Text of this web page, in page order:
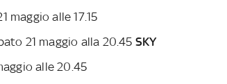
maggio alle 17.15
21 maggio alla 20.45 SKY
alle 20.45